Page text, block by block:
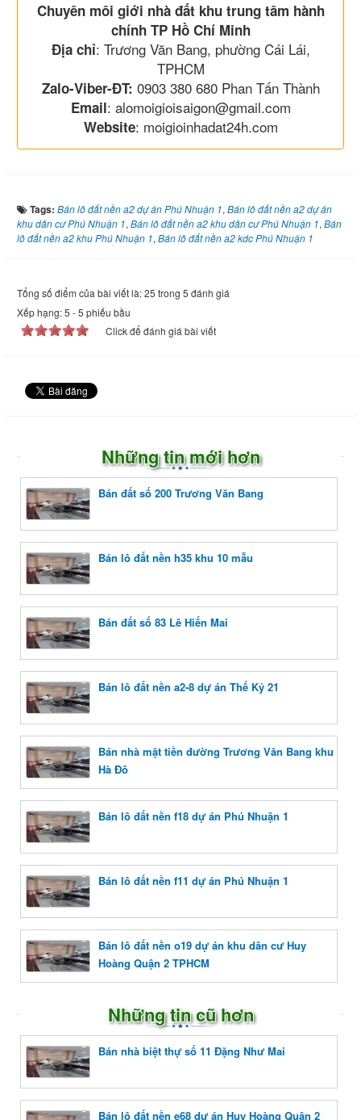
Chuyên môi giới nhà đất khu trung tâm hành
chính TP Hồ Chí Minh
Địa chỉ: Trương Văn Bang, phường Cái Lái,
TPHCM
Zalo-Viber-ĐT: 0903 380 680 Phan Tấn Thành
Email: alomoigioisaigon@gmail.com
Website: moigioinhadat24h.com
Tags: Bán lô đất nền a2 dự án Phú Nhuận 1, Bán lô đất nền a2 dự án
khu dân cư Phú Nhuận 1, Bán lô đất nền a2 khu dân cư Phú Nhuận 1, Bán
lô đất nền a2 khu Phú Nhuận 1, Bán lô đất nền a2 kdc Phú Nhuận 1
Tổng số điểm của bài viết là: 25 trong 5 đánh giá
Xếp hạng:5 -5 phiếu bầu
Click để đánh giá bài viết
Những tin mới hơn
Bán đất số 200 Trương Văn Bang
Bán lô đất nền h35 khu 10 mẫu
Bán đất số 83 Lê Hiến Mai
Bán lô đất nền a2-8 dự án Thế Kỷ 21
Bán nhà mặt tiền đường Trương Văn Bang khu
Hà Đô
Bán lô đất nền f18 dự án Phú Nhuận 1
Bán lô đất nền f11 dự án Phú Nhuận 1
Bán lô đất nền o19 dự án khu dân cư Huy
Hoàng Quận 2 TPHCM
Những tin cũ hơn
Bán nhà biệt thự số 11 Đặng Như Mai
Bán lô đất nền e68 dự án Huy Hoàng Quận 2